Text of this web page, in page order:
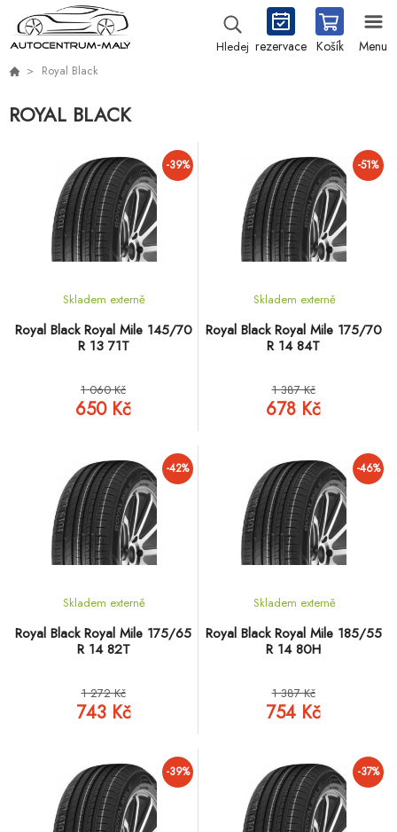
Hledej rezervace Košík Menu
Royal Black
ROYAL BLACK
-39%
Royal Black Royal Mile 145/70
R 13 71T
Skladem externě
1 060 Kč
650 Kč
-51%
Royal Black Royal Mile 175/70
R 14 84T
Skladem externě
1 387 Kč
678 Kč
-42%
Royal Black Royal Mile 175/65
R 14 82T
Skladem externě
1 272 Kč
743 Kč
-46%
Royal Black Royal Mile 185/55
R 14 80H
Skladem externě
1 387 Kč
754 Kč
-39% -37%